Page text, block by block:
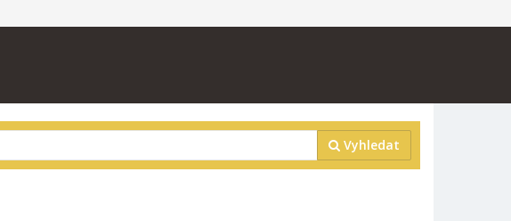
Vyhledat